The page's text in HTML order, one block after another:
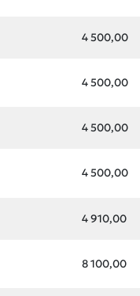
4 500,00
4 500,00
4 500,00
4 500,00
4 910,00
8 100,00